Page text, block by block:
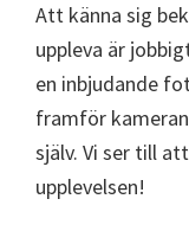
Att känna sig
uppleva är
en inbjudande
framför
själv. Vi ser till
upplevelsen!